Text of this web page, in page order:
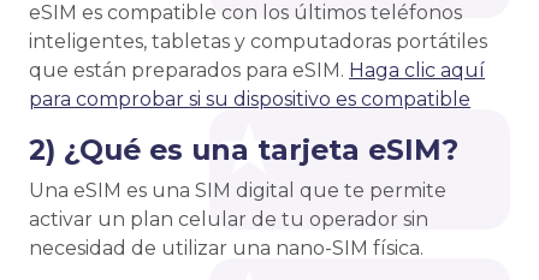
eSIM es compatible con los últimos teléfonos
inteligentes, tabletas y computadoras portátiles
que están preparados para eSIM. Haga clic aquí
para comprobar si su dispositivo es compatible
2) ¿Qué es una tarjeta eSIM?
Una eSIM es una SIM digital que te permite
activar un plan celular de tu operador sin
necesidad de utilizar una nano-SIM física.